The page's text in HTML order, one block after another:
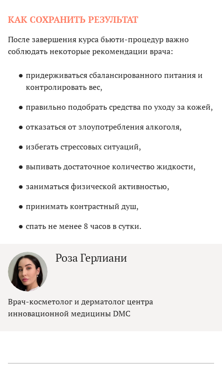
КАК СОХРАНИТЬ РЕЗУЛЬТАТ
После завершения курса бьюти-процедур важно
соблюдать некоторые рекомендации врача:
придерживаться сбалансированного питания и
контролировать вес,
правильно подобрать средства по уходу за кожей,
отказаться от злоупотребления алкоголя,
избегать стрессовых ситуаций,
выпивать достаточное количество жидкости,
заниматься физической активностью,
принимать контрастный душ,
спать не менее 8 часов в сутки.
Роза Герлиани
Врач-косметолог и дерматолог центра
инновационной медицины DMC